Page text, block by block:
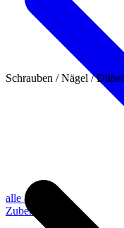
alle anzeigen
Zubehör
Schrauben / Nägel / Dübel